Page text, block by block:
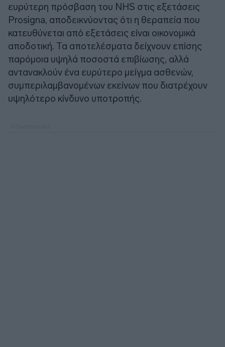
ευρύτερη πρόσβαση του NHS στις εξετάσεις
Prosigna, αποδεικνύοντας ότι η θεραπεία που
κατευθύνεται από εξετάσεις είναι οικονομικά
αποδοτική. Τα αποτελέσματα δείχνουν επίσης
παρόμοια υψηλά ποσοστά επιβίωσης, αλλά
αντανακλούν ένα ευρύτερο μείγμα ασθενών,
συμπεριλαμβανομένων εκείνων που διατρέχουν
υψηλότερο κίνδυνο υποτροπής.